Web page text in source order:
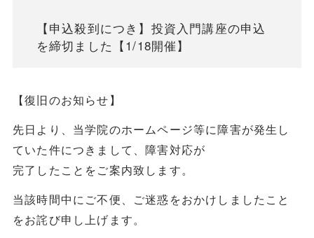
【申込殺到につき】投資入門講座の申込
を締切ました【1/18開催】
【復旧のお知らせ】
先日より、当学院のホームページ等に障害が発生し
ていた件につきまして、障害対応が
完了したことをご案内致します。
当該時間中にご不便、ご迷惑をおかけしましたこと
をお詫び申し上げます。